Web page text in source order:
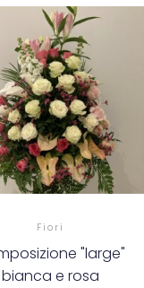
Fiori
"large"
bianca e rosa